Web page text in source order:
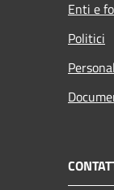
Enti e
Politici